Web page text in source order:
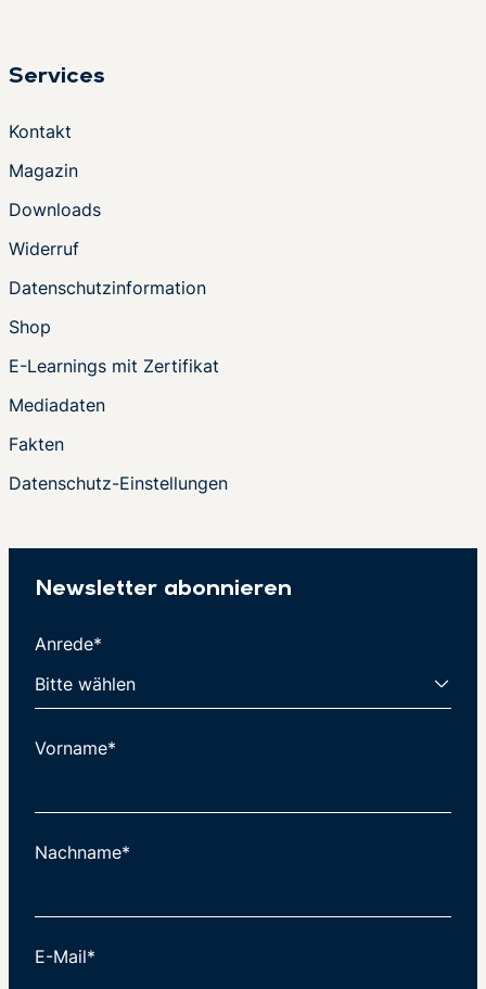
Services
Kontakt
Magazin
Downloads
Widerruf
Datenschutzinformation
Shop
E-Learnings mit Zertifikat
Mediadaten
Fakten
Datenschutz-Einstellungen
Newsletter abonnieren
Anrede*
Vorname*
Nachname*
E-Mail*